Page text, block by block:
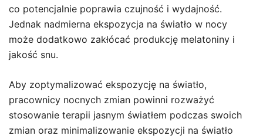
co potencjalnie poprawia czujność i wydajność.
Jednak nadmierna ekspozycja na światło w nocy
może dodatkowo zakłócać produkcję melatoniny i
jakość snu.
Aby zoptymalizować ekspozycję na światło,
pracownicy nocnych zmian powinni rozważyć
stosowanie terapii jasnym światłem podczas swoich
zmian oraz minimalizowanie ekspozycji na światło